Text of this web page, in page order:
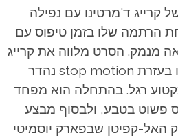
קרייג ד'מרטינו עם נפילה
הרתמה שלו בזמן טיפוס עם
מנמק. הסרט מלווה את קרייג
מפציעתו, שמומחזת לנו בעזרת stop motion נהדר
כקטוע רגל. בהתחלה הוא מפחד
פשוט בטבע, ולבסוף מבצע
האל-קפיטן שבפארק יוסמיטי